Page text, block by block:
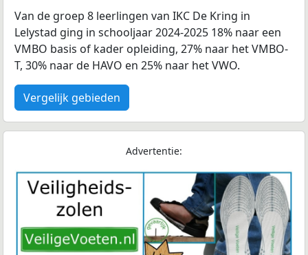
Van de groep 8 leerlingen van IKC De Kring in
Lelystad ging in schooljaar 2024-2025 18% naar een
VMBO basis of kader opleiding, 27% naar het VMBO-
T, 30% naar de HAVO en 25% naar het VWO.
Vergelijk gebieden
Advertentie: